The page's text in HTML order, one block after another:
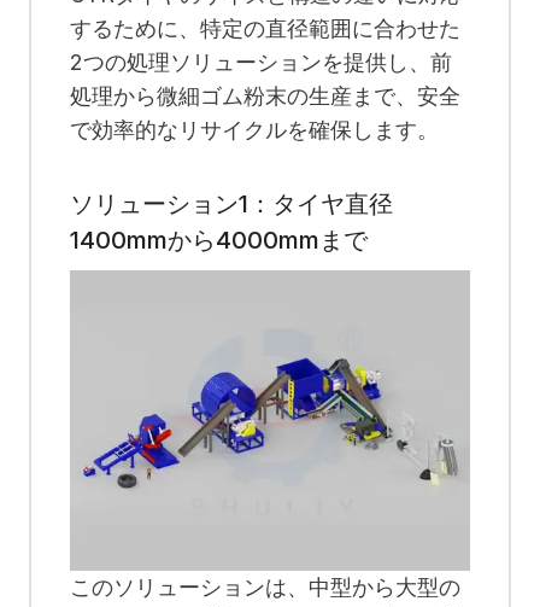
するために、特定の直径範囲に合わせた
2つの処理ソリューションを提供し、前
処理から微細ゴム粉末の生産まで、安全
で効率的なリサイクルを確保します。
ソリューション1：タイヤ直径
1400mmから4000mmまで
このソリューションは、中型から大型の